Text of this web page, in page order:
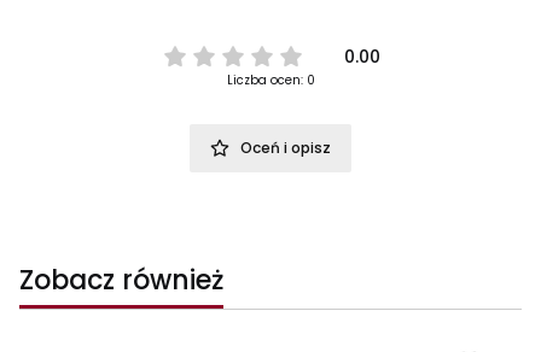
0.00
Liczba ocen: 0
Oceń i opisz
Zobacz również